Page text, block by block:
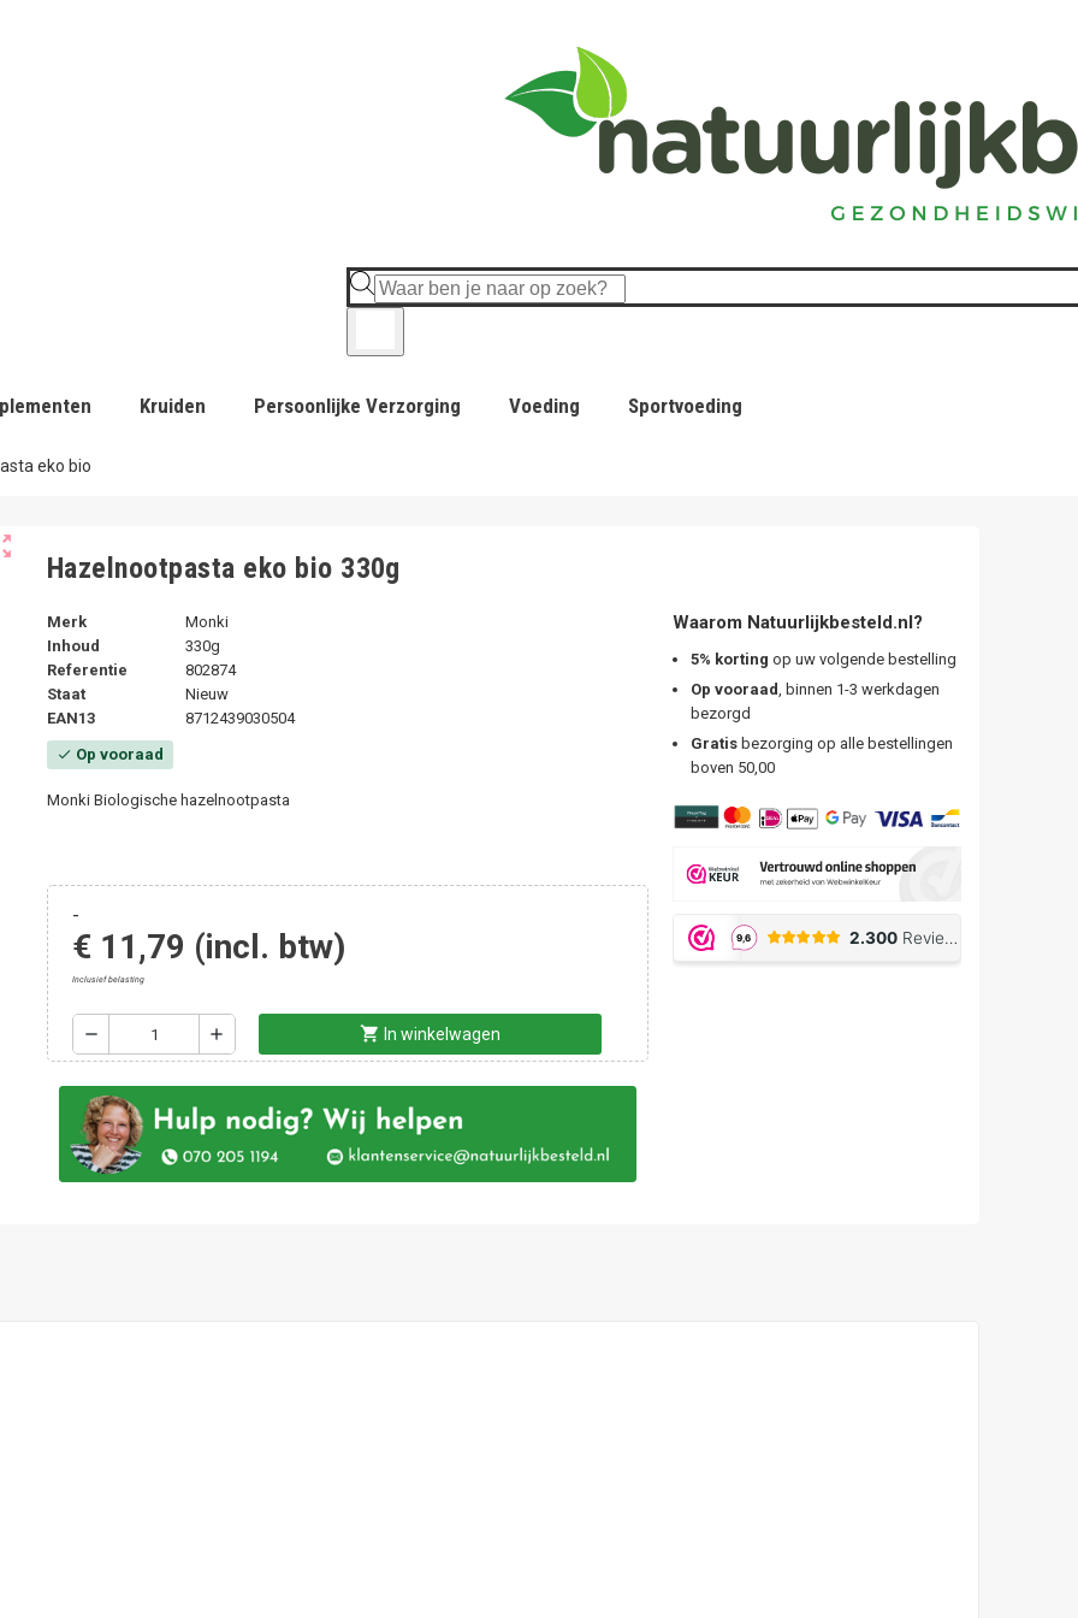
Kruiden Persoonlijke Verzorging Voeding Sportvoeding
eko bio
Hazelnootpasta eko bio 330g
Merk
Monki
Inhoud
330g
Referentie
802874
Staat
Nieuw
EAN13
8712439030504
check Op vooraad
Monki Biologische hazelnootpasta
-
€ 11,79 (incl. btw)
Inclusief belasting
remove add shopping_cart In winkelwagen
Waarom Natuurlijkbesteld.nl?
5% korting op uw volgende bestelling
Op vooraad, binnen 1-3 werkdagen
bezorgd
Gratisbezorging op alle bestellingen
boven 50,00